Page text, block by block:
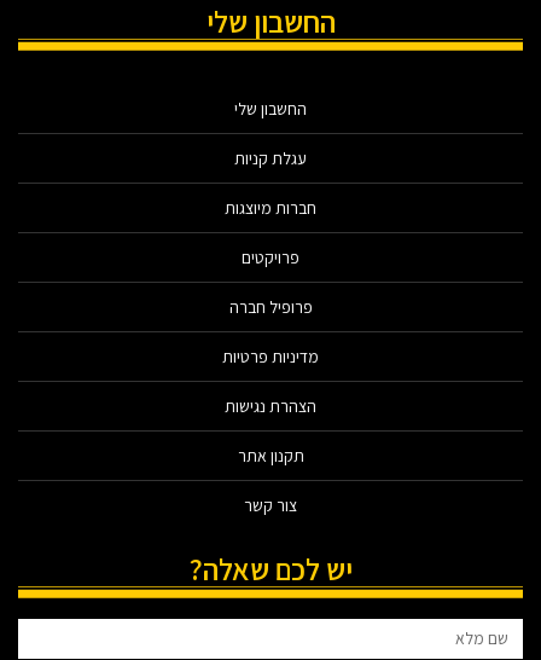
החשבון שלי
החשבון שלי
עגלת קניות
חברות מיוצגות
פרויקטים
פרופיל חברה
מדיניות פרטיות
הצהרת נגישות
תקנון אתר
צור קשר
יש לכם שאלה?